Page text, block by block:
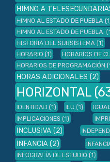
HIMNO A
HIMNO AL ESTADO DE PUEBLA
HIMNO AL ESTADO DE PUEBLA.
HISTORIA DEL SUBSISTEMA (1)
HORARIO (1) HORARIOS DE
HORARIOS DE PROGRAMACIÓN
HORAS ADICIONALES (2)
HORIZONTAL
IDENTIDAD (1) IEU (1)
IMPLICACIONES (1)
INCLUSIVA (2)
INFANCIA (2)
INFOGRAFÍA DE ESTUDIO (1)